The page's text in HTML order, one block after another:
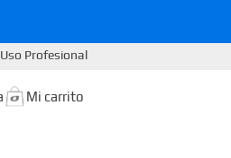
Uso Profesional